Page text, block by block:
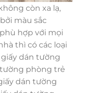
còn xa lạ,
màu sắc
hợp với mọi
thì có các loại
dán tường
phòng trẻ
dán tường